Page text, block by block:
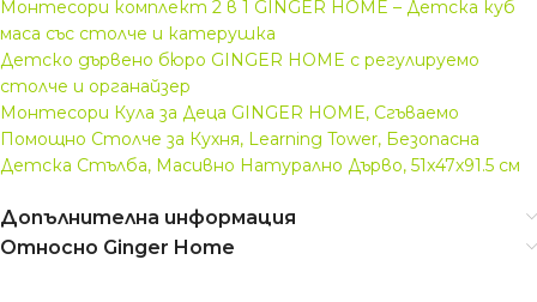
Монтесори комплект 2 в 1 GINGER HOME – Детска куб
маса със столче и катерушка
Детско дървено бюро GINGER HOME с регулируемо
столче и органайзер
Монтесори Кула за Деца GINGER HOME, Сгъваемо
Помощно Столче за Кухня, Learning Tower, Безопасна
Детска Стълба, Масивно Натурално Дърво, 51x47x91.5 см
Допълнителна информация
Относно Ginger Home